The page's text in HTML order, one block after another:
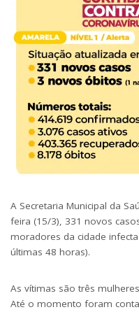
A Secretaria Municipal da
feira (15/3), 331 novos
moradores da cidade
últimas 48 horas).
As vítimas são três
Até o momento foram